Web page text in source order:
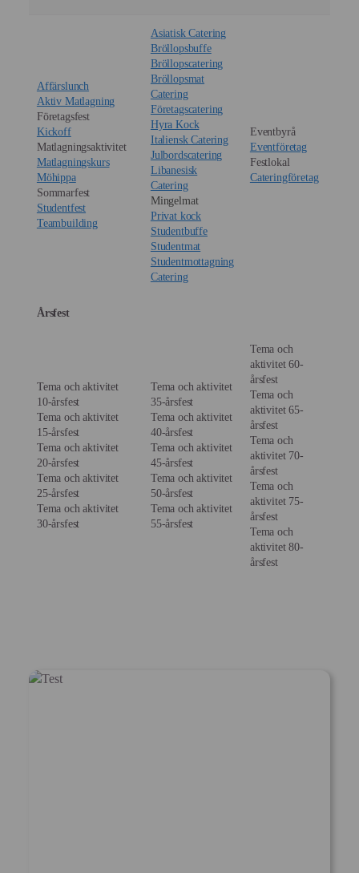
Affärslunch
Aktiv Matlagning
Företagsfest
Kickoff
Matlagningsaktivitet
Matlagningskurs
Möhippa
Sommarfest
Studentfest
Teambuilding
Asiatisk Catering
Bröllopsbuffe
Bröllopscatering
Bröllopsmat
Catering
Företagscatering
Hyra Kock
Italiensk Catering
Julbordscatering
Libanesisk
Catering
Mingelmat
Privat kock
Studentbuffe
Studentmat
Studentmottagning
Catering
Eventbyrå
Eventföretag
Festlokal
Cateringföretag
Årsfest
Tema och aktivitet
10-årsfest
Tema och aktivitet
15-årsfest
Tema och aktivitet
20-årsfest
Tema och aktivitet
25-årsfest
Tema och aktivitet
30-årsfest
Tema och aktivitet
35-årsfest
Tema och aktivitet
40-årsfest
Tema och aktivitet
45-årsfest
Tema och aktivitet
50-årsfest
Tema och aktivitet
55-årsfest
Tema och
aktivitet 60-
årsfest
Tema och
aktivitet 65-
årsfest
Tema och
aktivitet 70-
årsfest
Tema och
aktivitet 75-
årsfest
Tema och
aktivitet 80-
årsfest